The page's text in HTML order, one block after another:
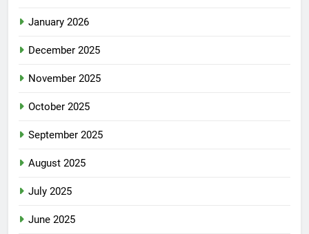
January 2026
December 2025
November 2025
October 2025
September 2025
August 2025
July 2025
June 2025